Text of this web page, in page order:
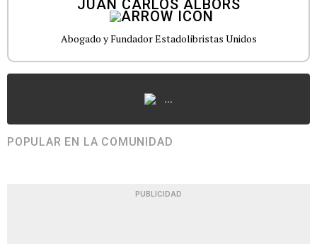
JUAN CARLOS ALBORS
Abogado y Fundador Estadolibristas Unidos
...
POPULAR EN LA COMUNIDAD
PUBLICIDAD